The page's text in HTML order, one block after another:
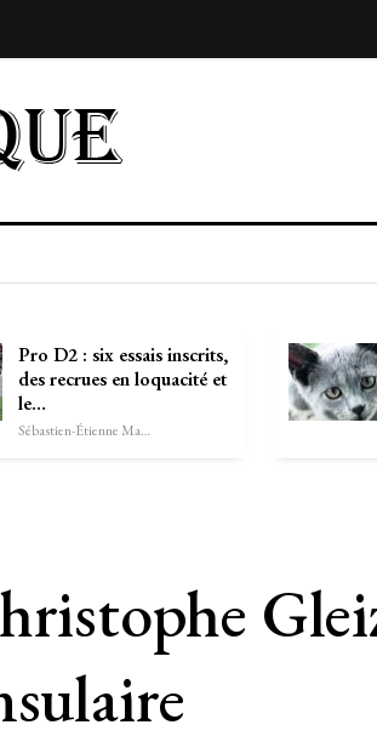
Pro D2 : six essais inscrits,
des recrues en loquacité et
le…
Sébastien-Étienne Marechal